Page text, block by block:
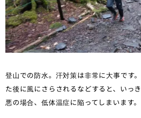
登山での防水。汗対策は非常に大事です
た後に風にさらされるなどすると、いっ
悪の場合、低体温症に陥ってしまいます。